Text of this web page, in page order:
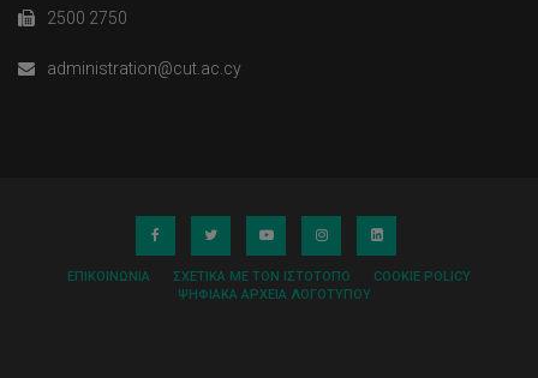
2500 2750
administration@cut.ac.cy
ΕΠΙΚΟΙΝΩΝΊΑ ΣΧΕΤΙΚΆ ΜΕ ΤΟΝ ΙΣΤΌΤΟΠΟ
COOKIE POLICY
ΨΗΦΙΑΚΆ ΑΡΧΕΊΑ ΛΟΓΌΤΥΠΟΥ